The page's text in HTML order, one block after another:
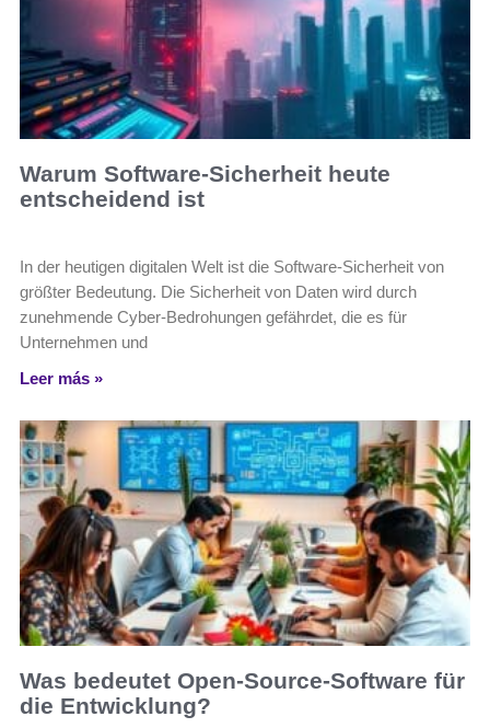
Warum Software-Sicherheit heute
entscheidend ist
In der heutigen digitalen Welt ist die Software-Sicherheit von
größter Bedeutung. Die Sicherheit von Daten wird durch
zunehmende Cyber-Bedrohungen gefährdet, die es für
Unternehmen und
Leer más »
Was bedeutet Open-Source-Software für
die Entwicklung?